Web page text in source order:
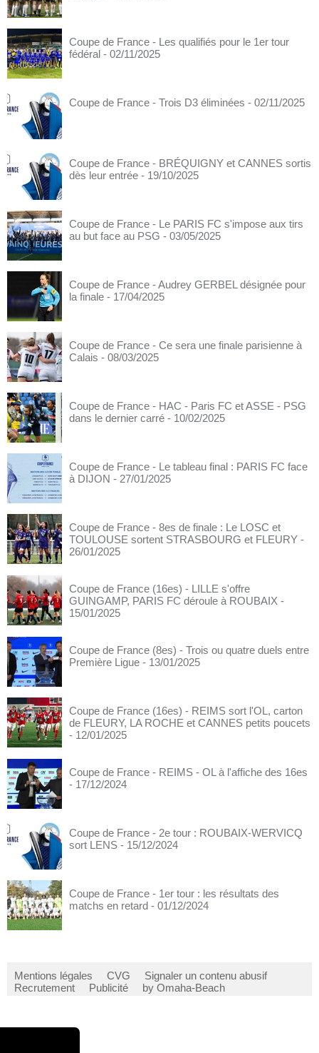
Coupe de France - Les qualifiés pour le 1er tour
fédéral - 02/11/2025
Coupe de France - Trois D3 éliminées - 02/11/2025
Coupe de France - BRÉQUIGNY et CANNES sortis
dès leur entrée - 19/10/2025
Coupe de France - Le PARIS FC s'impose aux tirs
au but face au PSG - 03/05/2025
Coupe de France - Audrey GERBEL désignée pour
la finale - 17/04/2025
Coupe de France - Ce sera une finale parisienne à
Calais - 08/03/2025
Coupe de France - HAC - Paris FC et ASSE - PSG
dans le dernier carré - 10/02/2025
Coupe de France - Le tableau final : PARIS FC face
à DIJON - 27/01/2025
Coupe de France - 8es de finale : Le LOSC et
TOULOUSE sortent STRASBOURG et FLEURY -
26/01/2025
Coupe de France (16es) - LILLE s'offre
GUINGAMP, PARIS FC déroule à ROUBAIX -
15/01/2025
Coupe de France (8es) - Trois ou quatre duels entre
Première Ligue - 13/01/2025
Coupe de France (16es) - REIMS sort l'OL, carton
de FLEURY, LA ROCHE et CANNES petits poucets
- 12/01/2025
Coupe de France - REIMS - OL à l'affiche des 16es
- 17/12/2024
Coupe de France - 2e tour : ROUBAIX-WERVICQ
sort LENS - 15/12/2024
Coupe de France - 1er tour : les résultats des
matchs en retard - 01/12/2024
Mentions légales CVG
Signaler un contenu abusif
Recrutement
Publicité by Omaha-Beach